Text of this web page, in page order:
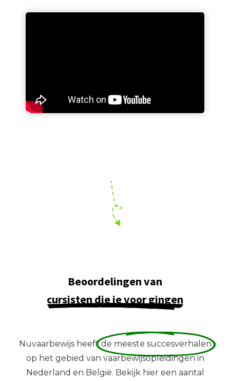
Beoordelingen van
cursisten die je voor gingen
Nuvaarbewijs heeftde meeste succesverhalen
op het gebied van vaarbewijsopleidingen in
Nederland en België. Bekijk hier een aantal